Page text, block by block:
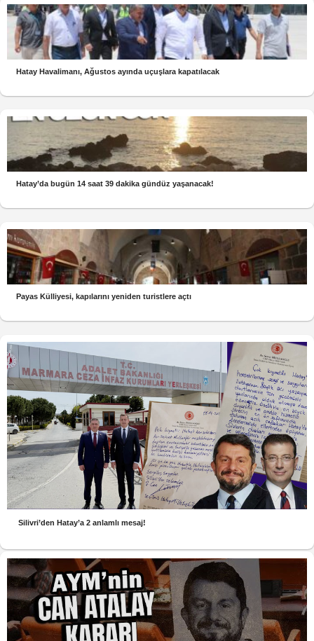
Hatay Havalimanı, Ağustos ayında uçuşlara kapatılacak
Hatay’da bugün 14 saat 39 dakika gündüz yaşanacak!
Payas Külliyesi, kapılarını yeniden turistlere açtı
Silivri’den Hatay’a 2 anlamlı mesaj!